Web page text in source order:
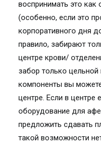
воспринимать это как
(особенно, если это
корпоративного дня
правило, забирают
центре крови/
забор только цельной
компоненты вы
центре. Если в центре
оборудование для
предложить сдавать
такой возможности